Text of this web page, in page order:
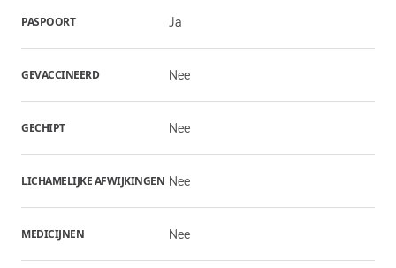
PASPOORT Ja
GEVACCINEERD Nee
GECHIPT Nee
LICHAMELIJKE AFWIJKINGEN Nee
MEDICIJNEN Nee